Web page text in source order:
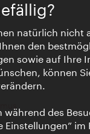
natürlich nicht
den
sowie auf Ihre
können
während des
Einstellungen”